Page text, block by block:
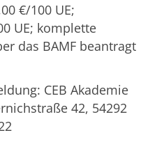
€/100 UE;
UE; komplette
das BAMF beantragt
CEB Akademie
42, 54292